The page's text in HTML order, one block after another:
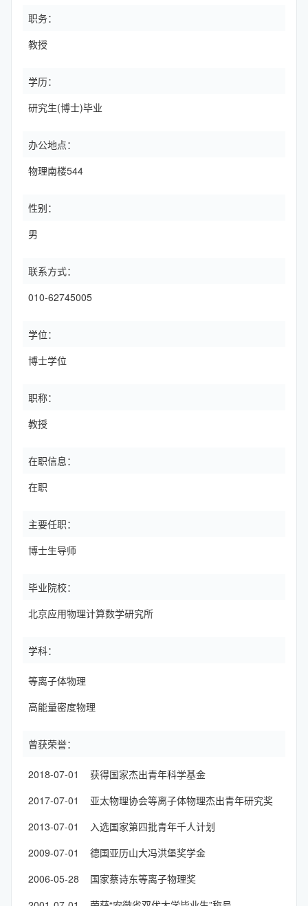
职务：
教授
学历：
研究生(博士)毕业
办公地点：
物理南楼544
性别：
男
联系方式：
010-62745005
学位：
博士学位
职称：
教授
在职信息：
在职
主要任职：
博士生导师
毕业院校：
北京应用物理计算数学研究所
学科：
等离子体物理
高能量密度物理
曾获荣誉：
2018-07-01 获得国家杰出青年科学基金
2017-07-01 亚太物理协会等离子体物理杰出青年研究奖
2013-07-01 入选国家第四批青年千人计划
2009-07-01 德国亚历山大冯洪堡奖学金
2006-05-28 国家蔡诗东等离子物理奖